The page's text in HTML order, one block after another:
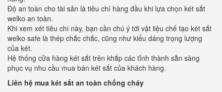
Độ an toàn cho tài sản là tiêu chí hàng đầu khi lựa chọn két sắt
welko an toàn.
Khi xem xét tiêu chí này, bạn cần chú ý tới vật liệu chế tạo két sắt
welko safe là thép chắc chắc, cũng như kiểu dáng trọng lượng
của két.
Hệ thống cửa hàng két sắt trên khắp các tỉnh thành sẵn sàng
phục vụ nhu cầu mua bán két sắt của khách hàng.
Liên hệ mua két sắt an toàn chống cháy